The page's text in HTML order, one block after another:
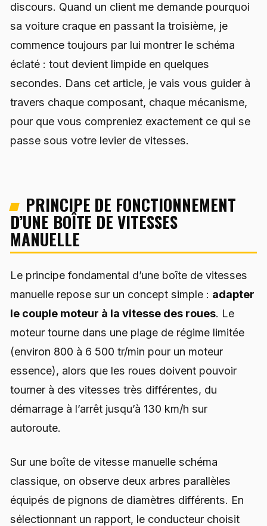
discours. Quand un client me demande pourquoi
sa voiture craque en passant la troisième, je
commence toujours par lui montrer le schéma
éclaté : tout devient limpide en quelques
secondes. Dans cet article, je vais vous guider à
travers chaque composant, chaque mécanisme,
pour que vous compreniez exactement ce qui se
passe sous votre levier de vitesses.
PRINCIPE DE FONCTIONNEMENT
D’UNE BOÎTE DE VITESSES
MANUELLE
Le principe fondamental d’une boîte de vitesses
manuelle repose sur un concept simple : adapter
le couple moteur à la vitesse des roues. Le
moteur tourne dans une plage de régime limitée
(environ 800 à 6 500 tr/min pour un moteur
essence), alors que les roues doivent pouvoir
tourner à des vitesses très différentes, du
démarrage à l’arrêt jusqu’à 130 km/h sur
autoroute.
Sur une boîte de vitesse manuelle schéma
classique, on observe deux arbres parallèles
équipés de pignons de diamètres différents. En
sélectionnant un rapport, le conducteur choisit